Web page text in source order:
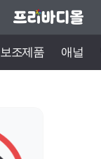
보조제품 애널